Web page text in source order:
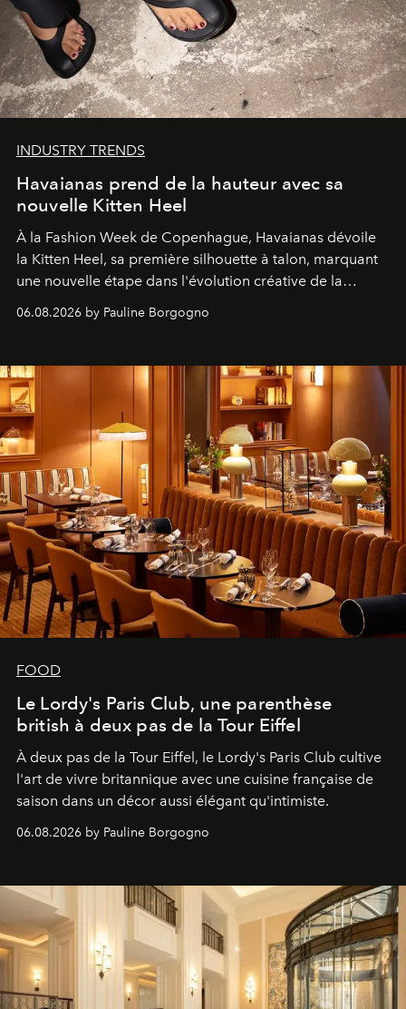
INDUSTRY TRENDS
Havaianas prend de la hauteur avec sa
nouvelle Kitten Heel
À la Fashion Week de Copenhague, Havaianas dévoile
la Kitten Heel, sa première silhouette à talon, marquant
une nouvelle étape dans l'évolution créative de la
06.08.2026 by Pauline Borgogno
FOOD
Le Lordy's Paris Club, une parenthèse
british à deux pas de la Tour Eiffel
À deux pas de la Tour Eiffel, le Lordy's Paris Club cultive
l'art de vivre britannique avec une cuisine française de
saison dans un décor aussi élégant qu'intimiste.
06.08.2026 by Pauline Borgogno